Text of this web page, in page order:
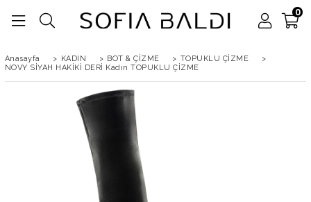
0
Anasayfa > KADIN > BOT & ÇİZME > TOPUKLU ÇİZME
>
NOVY SİYAH HAKİKİ DERİ Kadın TOPUKLU ÇİZME